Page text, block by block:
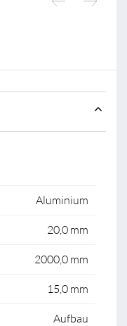
Aluminium
20,0 mm
2000,0 mm
15,0 mm
Aufbau